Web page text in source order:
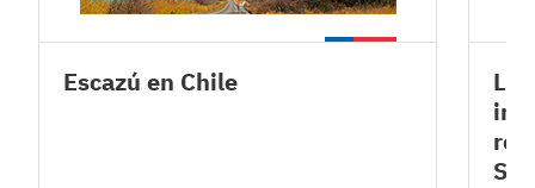
Escazú en Chile